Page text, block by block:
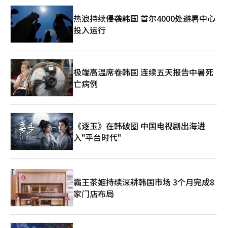
热浪持续侵袭韩国 首尔4000处避暑中心
投入运行
极端高温席卷韩国 连续五天报告中暑死
亡病例
《逐玉》在韩破圈 中国电视剧出海进
入"平台时代"
霸王茶姬持续深耕韩国市场 3个月完成8
家门店布局